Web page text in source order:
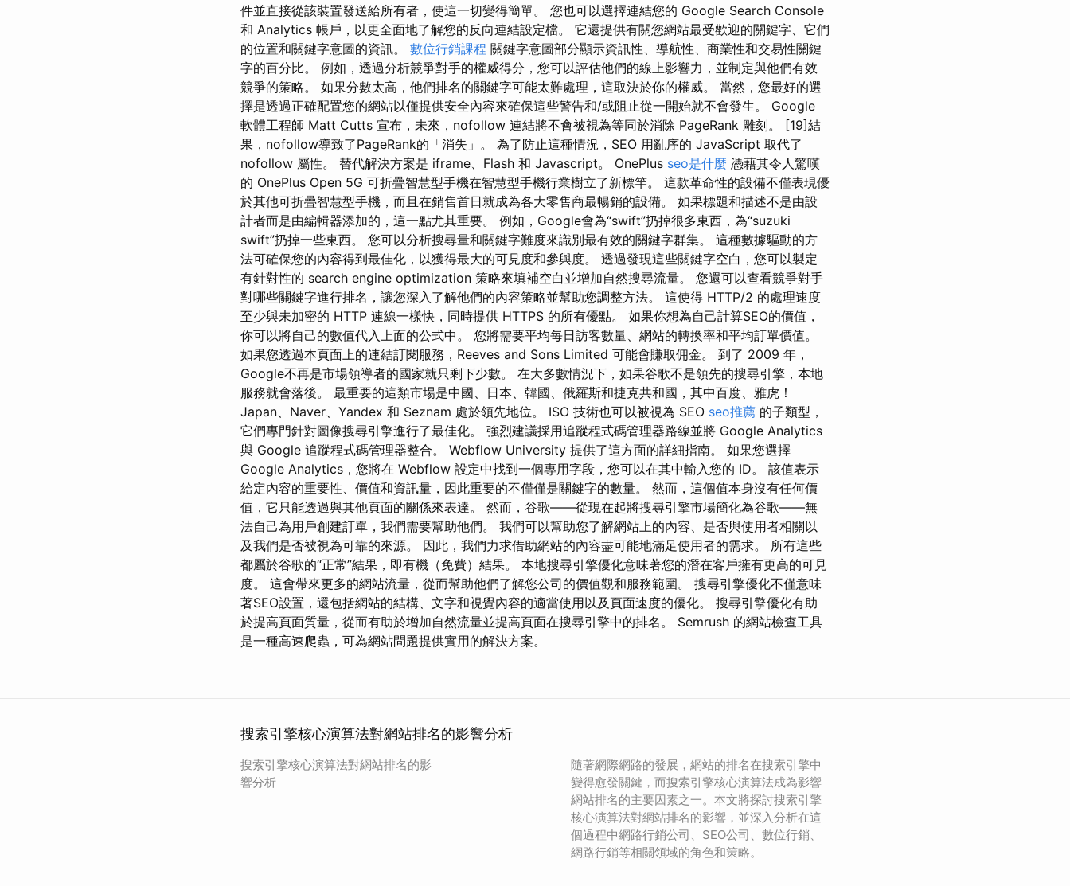
件並直接從該裝置發送給所有者，使這一切變得簡單。 您也可以選擇連結您的 Google Search Console
和 Analytics 帳戶，以更全面地了解您的反向連結設定檔。 它還提供有關您網站最受歡迎的關鍵字、它們
的位置和關鍵字意圖的資訊。 數位行銷課程 關鍵字意圖部分顯示資訊性、導航性、商業性和交易性關鍵
字的百分比。 例如，透過分析競爭對手的權威得分，您可以評估他們的線上影響力，並制定與他們有效
競爭的策略。 如果分數太高，他們排名的關鍵字可能太難處理，這取決於你的權威。 當然，您最好的選
擇是透過正確配置您的網站以僅提供安全內容來確保這些警告和/或阻止從一開始就不會發生。 Google
軟體工程師 Matt Cutts 宣布，未來，nofollow 連結將不會被視為等同於消除 PageRank 雕刻。 [19]結
果，nofollow導致了PageRank的「消失」。 為了防止這種情況，SEO 用亂序的 JavaScript 取代了
nofollow 屬性。 替代解決方案是 iframe、Flash 和 Javascript。 OnePlus seo是什麼 憑藉其令人驚嘆
的 OnePlus Open 5G 可折疊智慧型手機在智慧型手機行業樹立了新標竿。 這款革命性的設備不僅表現優
於其他可折疊智慧型手機，而且在銷售首日就成為各大零售商最暢銷的設備。 如果標題和描述不是由設
計者而是由編輯器添加的，這一點尤其重要。 例如，Google會為“swift”扔掉很多東西，為“suzuki
swift”扔掉一些東西。 您可以分析搜尋量和關鍵字難度來識別最有效的關鍵字群集。 這種數據驅動的方
法可確保您的內容得到最佳化，以獲得最大的可見度和參與度。 透過發現這些關鍵字空白，您可以製定
有針對性的 search engine optimization 策略來填補空白並增加自然搜尋流量。 您還可以查看競爭對手
對哪些關鍵字進行排名，讓您深入了解他們的內容策略並幫助您調整方法。 這使得 HTTP/2 的處理速度
至少與未加密的 HTTP 連線一樣快，同時提供 HTTPS 的所有優點。 如果你想為自己計算SEO的價值，
你可以將自己的數值代入上面的公式中。 您將需要平均每日訪客數量、網站的轉換率和平均訂單價值。
如果您透過本頁面上的連結訂閱服務，Reeves and Sons Limited 可能會賺取佣金。 到了 2009 年，
Google不再是市場領導者的國家就只剩下少數。 在大多數情況下，如果谷歌不是領先的搜尋引擎，本地
服務就會落後。 最重要的這類市場是中國、日本、韓國、俄羅斯和捷克共和國，其中百度、雅虎！
Japan、Naver、Yandex 和 Seznam 處於領先地位。 ISO 技術也可以被視為 SEO seo推薦 的子類型，
它們專門針對圖像搜尋引擎進行了最佳化。 強烈建議採用追蹤程式碼管理器路線並將 Google Analytics
與 Google 追蹤程式碼管理器整合。 Webflow University 提供了這方面的詳細指南。 如果您選擇
Google Analytics，您將在 Webflow 設定中找到一個專用字段，您可以在其中輸入您的 ID。 該值表示
給定內容的重要性、價值和資訊量，因此重要的不僅僅是關鍵字的數量。 然而，這個值本身沒有任何價
值，它只能透過與其他頁面的關係來表達。 然而，谷歌——從現在起將搜尋引擎市場簡化為谷歌——無
法自己為用戶創建訂單，我們需要幫助他們。 我們可以幫助您了解網站上的內容、是否與使用者相關以
及我們是否被視為可靠的來源。 因此，我們力求借助網站的內容盡可能地滿足使用者的需求。 所有這些
都屬於谷歌的“正常”結果，即有機（免費）結果。 本地搜尋引擎優化意味著您的潛在客戶擁有更高的可見
度。 這會帶來更多的網站流量，從而幫助他們了解您公司的價值觀和服務範圍。 搜尋引擎優化不僅意味
著SEO設置，還包括網站的結構、文字和視覺內容的適當使用以及頁面速度的優化。 搜尋引擎優化有助
於提高頁面質量，從而有助於增加自然流量並提高頁面在搜尋引擎中的排名。 Semrush 的網站檢查工具
是一種高速爬蟲，可為網站問題提供實用的解決方案。
搜索引擎核心演算法對網站排名的影響分析
搜索引擎核心演算法對網站排名的影
響分析
隨著網際網路的發展，網站的排名在搜索引擎中
變得愈發關鍵，而搜索引擎核心演算法成為影響
網站排名的主要因素之一。本文將探討搜索引擎
核心演算法對網站排名的影響，並深入分析在這
個過程中網路行銷公司、SEO公司、數位行銷、
網路行銷等相關領域的角色和策略。